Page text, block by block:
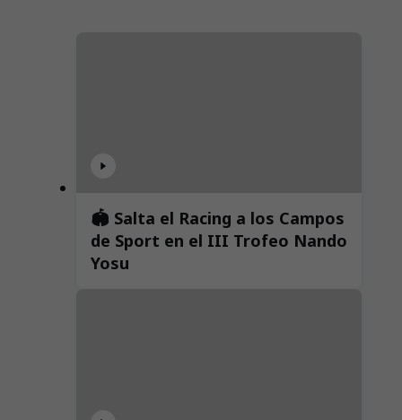
🏟️ Salta el Racing a los Campos
de Sport en el III Trofeo Nando
Yosu